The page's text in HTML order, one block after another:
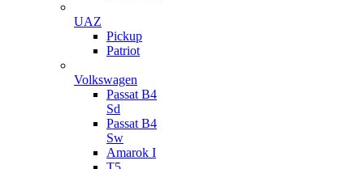
UAZ
Pickup
Patriot
Volkswagen
Passat B4
Sd
Passat B4
Sw
Amarok I